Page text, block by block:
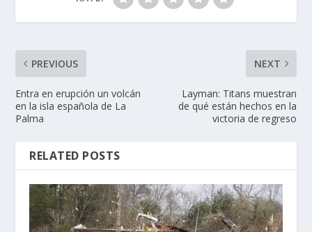
PREVIOUS
Entra en erupción un volcán
en la isla española de La
Palma
NEXT
Layman: Titans muestran
de qué están hechos en la
victoria de regreso
RELATED POSTS